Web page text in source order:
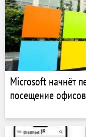
Microsoft начнёт
посещение